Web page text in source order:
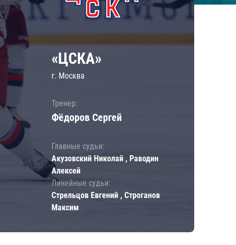
«ЦСКА»
г. Москва
Тренер:
Фёдоров Сергей
Главные судьи:
Акузовский Николай , Раводин
Алексей
Линейные судьи:
Стрельцов Евгений , Строганов
Максим